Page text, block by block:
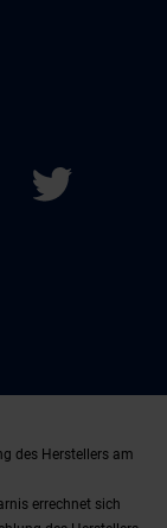
des Herstellers am
errechnet sich